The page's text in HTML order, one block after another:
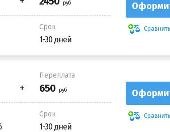
Срок
1-30 дней
Сравнить
Переплата
Срок
1-30 дней
Сравнить